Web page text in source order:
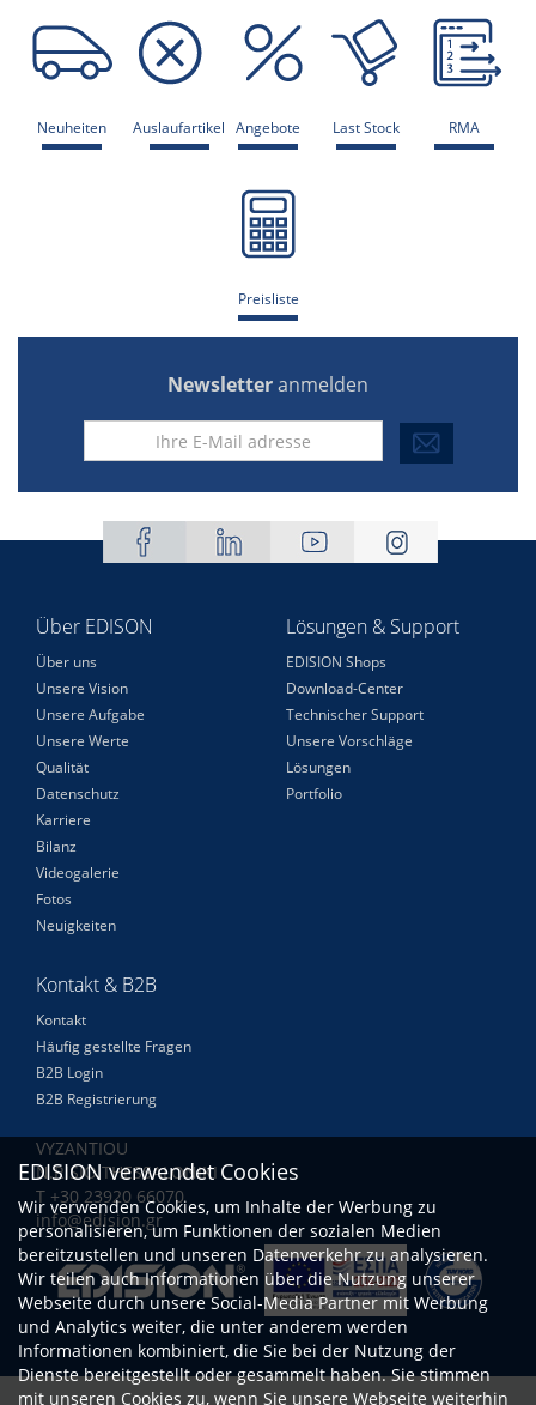
Neuheiten Auslaufartikel Angebote Last Stock RMA
Preisliste
Newsletteranmelden
Über EDISON
Über uns
Unsere Vision
Unsere Aufgabe
Unsere Werte
Qualität
Datenschutz
Karriere
Bilanz
Videogalerie
Fotos
Neuigkeiten
Lösungen & Support
EDISION Shops
Download-Center
Technischer Support
Unsere Vorschläge
Lösungen
Portfolio
Kontakt & B2B
Kontakt
Häufig gestellte Fragen
B2B Login
B2B Registrierung
VYZANTIOU
N.RISIO THESSALONIKI
Τ +30 23920 66070
info@edision.gr
EDISION verwendet Cookies
Wir verwenden Cookies, um Inhalte der Werbung zu
personalisieren, um Funktionen der sozialen Medien
bereitzustellen und unseren Datenverkehr zu analysieren.
Wir teilen auch Informationen über die Nutzung unserer
Webseite durch unsere Social-Media Partner mit Werbung
und Analytics weiter, die unter anderem werden
Informationen kombiniert, die Sie bei der Nutzung der
Dienste bereitgestellt oder gesammelt haben. Sie stimmen
mit unseren Cookies zu, wenn Sie unsere Webseite weiterhin